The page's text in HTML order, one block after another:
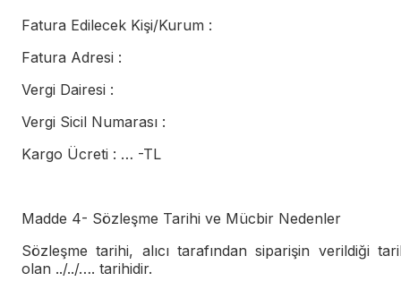
Fatura Edilecek Kişi/Kurum :
Fatura Adresi :
Vergi Dairesi :
Vergi Sicil Numarası :
Kargo Ücreti : … -TL
Madde 4- Sözleşme Tarihi ve Mücbir Nedenler
Sözleşme tarihi, alıcı tarafından siparişin verildiği
olan ../../…. tarihidir.